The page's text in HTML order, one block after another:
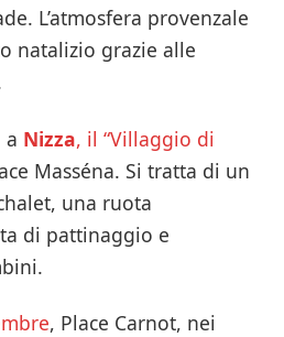
L’atmosfera provenzale
natalizio grazie alle
a Nizza, il “Villaggio di
Masséna. Si tratta di un
una ruota
di pattinaggio e
, Place Carnot, nei